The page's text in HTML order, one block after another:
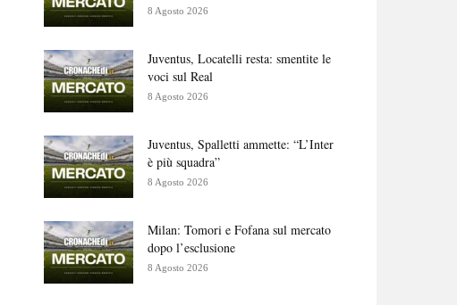
8 Agosto 2026
Juventus, Locatelli resta: smentite le
voci sul Real
8 Agosto 2026
Juventus, Spalletti ammette: “L’Inter
è più squadra”
8 Agosto 2026
Milan: Tomori e Fofana sul mercato
dopo l’esclusione
8 Agosto 2026